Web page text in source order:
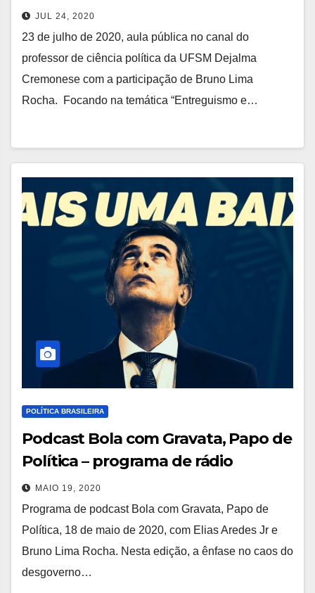
JUL 24, 2020
23 de julho de 2020, aula pública no canal do
professor de ciência política da UFSM Dejalma
Cremonese com a participação de Bruno Lima
Rocha. Focando na temática “Entreguismo e…
POLÍTICA BRASILEIRA
Podcast Bola com Gravata, Papo de
Política – programa de rádio
MAIO 19, 2020
Programa de podcast Bola com Gravata, Papo de
Política, 18 de maio de 2020, com Elias Aredes Jr e
Bruno Lima Rocha. Nesta edição, a ênfase no caos do
desgoverno…